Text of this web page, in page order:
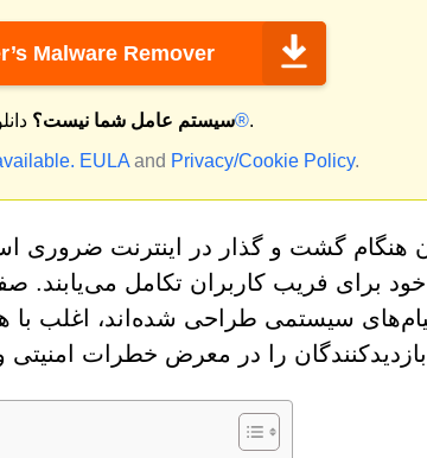
Malware Remover
سیستم عامل شما نیست؟مک®.
EULA and Privacy/Cookie Policy.
هنگام گشت و گذار در اینترنت
برای فریب کاربران تکامل می‌یابند.
سیستمی طراحی شده‌اند، اغلب
را در معرض خطرات